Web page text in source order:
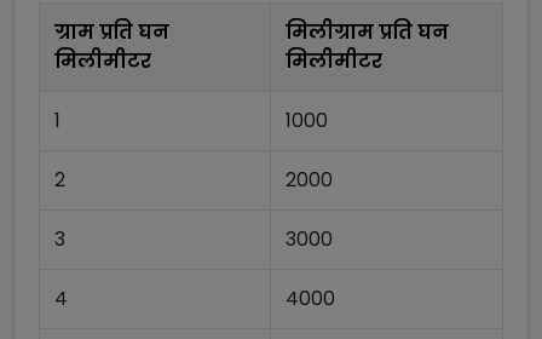
ग्राम प्रति घन
मिलीमीटर
मिलीग्राम प्रति घन
मिलीमीटर
1 1000
2 2000
3 3000
4 4000